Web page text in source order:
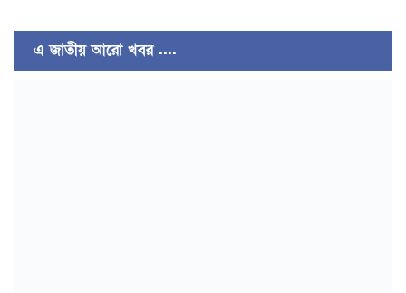
এ জাতীয় আরো খবর ....